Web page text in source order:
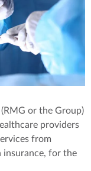
NHỎ
HẤP TUẦN
or the Group)
providers
from
insurance, for the